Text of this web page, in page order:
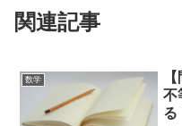
関連記事
数学
不
る